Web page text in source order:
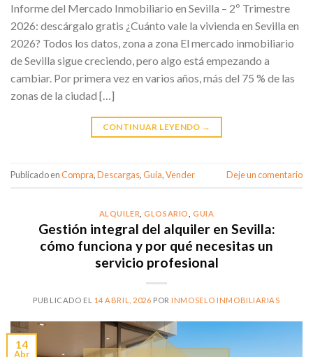
Informe del Mercado Inmobiliario en Sevilla – 2º Trimestre
2026: descárgalo gratis ¿Cuánto vale la vivienda en Sevilla en
2026? Todos los datos, zona a zona El mercado inmobiliario
de Sevilla sigue creciendo, pero algo está empezando a
cambiar. Por primera vez en varios años, más del 75 % de las
zonas de la ciudad […]
CONTINUAR LEYENDO →
Publicado enCompra,Descargas,Guia,Vender Deje un comentario
ALQUILER ,GLOSARIO GUIA
Gestión integral del alquiler en Sevilla:
cómo funciona y por qué necesitas un
servicio profesional
PUBLICADO EL 14 ABRIL, 2026 POR INMOSELO INMOBILIARIAS
14
Abr